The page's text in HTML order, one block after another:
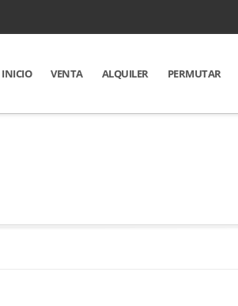
INICIO VENTA ALQUILER PERMUTAR